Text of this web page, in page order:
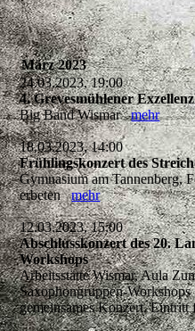
März 2023
24.03.2023, 19:00
4. Grevesmühlener
Big Band Wismarmehr
18.03.2023, 14:00
Frühlingskonzert des
Gymnasium am Tannenberg,
erbetenmehr
12.03.2023, 15:00
Abschlusskonzert des 20.
Workshops
Arbeitsstätte Wismar, Aula
Saxophongruppen-
gemeinsames Konzert.